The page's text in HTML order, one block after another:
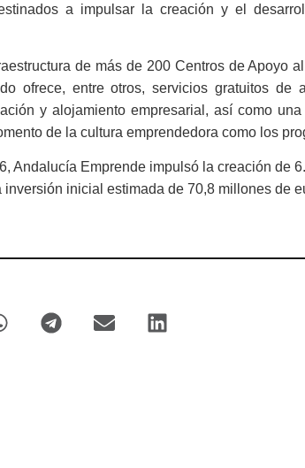
a impulsar la creación y el
de más de 200 Centros de Apoyo
ofrece, entre otros, servicios gratuitos de
y alojamiento empresarial, así como
de la cultura emprendedora como los
Andalucía Emprende impulsó la creación de
inicial estimada de 70,8 millones de